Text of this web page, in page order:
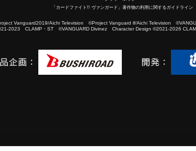
「カードファイト!! ヴァンガード」著作物の利用に関するガイドライン
Vanguard2019/Aichi Television ©Project Vanguard if/Aichi Television
2023 CLAMP・ST ©VANGUARD Divinez Character Design ©2021-2026